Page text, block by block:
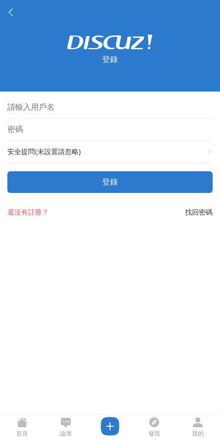
登錄
安全提問(未設置請忽略)
登錄
找回密碼
還沒有註冊？
首頁 論壇 發現 我的